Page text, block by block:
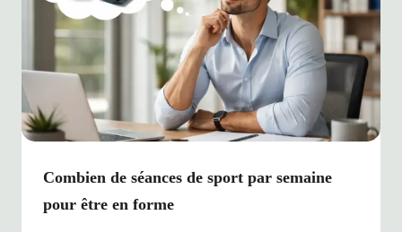
Combien de séances de sport par semaine
pour être en forme